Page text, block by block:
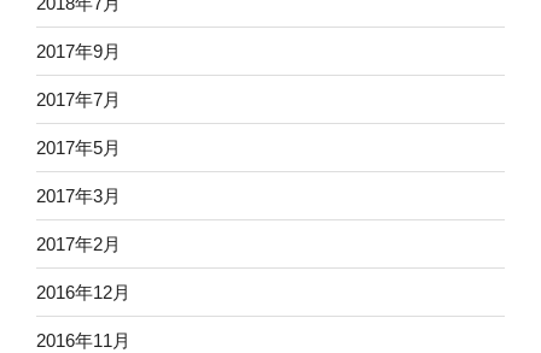
2017年9月
2017年7月
2017年5月
2017年3月
2017年2月
2016年12月
2016年11月